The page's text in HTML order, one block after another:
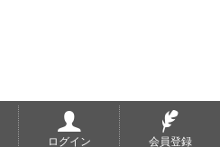
ログイン 会員登録